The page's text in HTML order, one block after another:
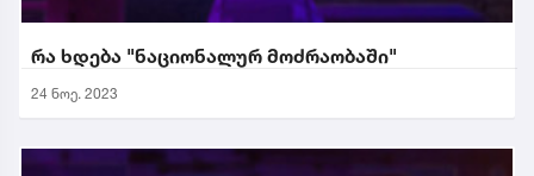
რა ხდება "ნაციონალურ მოძრაობაში"
24 ნოე. 2023